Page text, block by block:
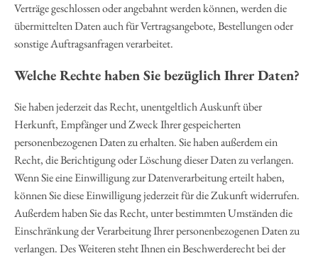
Verträge geschlossen oder angebahnt werden können, werden die
übermittelten Daten auch für Vertragsangebote, Bestellungen oder
sonstige Auftragsanfragen verarbeitet.
Welche Rechte haben Sie bezüglich Ihrer Daten?
Sie haben jederzeit das Recht, unentgeltlich Auskunft über
Herkunft, Empfänger und Zweck Ihrer gespeicherten
personenbezogenen Daten zu erhalten. Sie haben außerdem ein
Recht, die Berichtigung oder Löschung dieser Daten zu verlangen.
Wenn Sie eine Einwilligung zur Datenverarbeitung erteilt haben,
können Sie diese Einwilligung jederzeit für die Zukunft widerrufen.
Außerdem haben Sie das Recht, unter bestimmten Umständen die
Einschränkung der Verarbeitung Ihrer personenbezogenen Daten zu
verlangen. Des Weiteren steht Ihnen ein Beschwerderecht bei der